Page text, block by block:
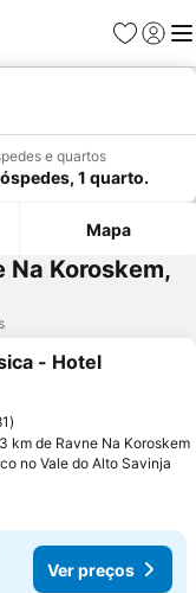
Favoritos
Iniciar
e quartos
1 quarto.
Mapa
Na Koroskem,
aos favoritos
- Hotel
km de Ravne Na Koroskem
no Vale do Alto Savinja
Ver preços